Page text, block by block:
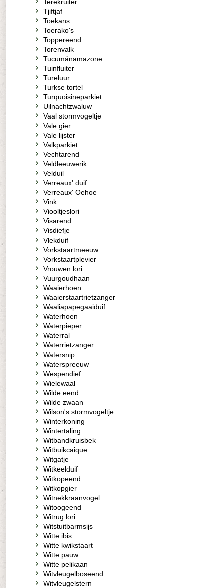
Tjiftjaf
Toekans
Toerako's
Toppereend
Torenvalk
Tucumánamazone
Tuinfluiter
Tureluur
Turkse tortel
Turquoisineparkiet
Uilnachtzwaluw
Vaal stormvogeltje
Vale gier
Vale lijster
Valkparkiet
Vechtarend
Veldleeuwerik
Velduil
Verreaux' duif
Verreaux' Oehoe
Vink
Viooltjeslori
Visarend
Visdiefje
Vlekduif
Vorkstaartmeeuw
Vorkstaartplevier
Vrouwen lori
Vuurgoudhaan
Waaierhoen
Waaierstaartrietzanger
Waaliapapegaaiduif
Waterhoen
Waterpieper
Waterral
Waterrietzanger
Watersnip
Waterspreeuw
Wespendief
Wielewaal
Wilde eend
Wilde zwaan
Wilson's stormvogeltje
Winterkoning
Wintertaling
Witbandkruisbek
Witbuikcaique
Witgatje
Witkeelduif
Witkopeend
Witkopgier
Witnekkraanvogel
Witoogeend
Witrug lori
Witstuitbarmsijs
Witte ibis
Witte kwikstaart
Witte pauw
Witte pelikaan
Witvleugelboseend
Witvleugelstern